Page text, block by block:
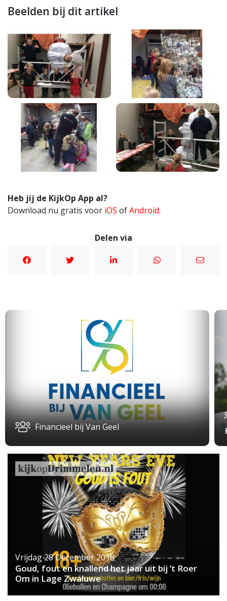
Beelden bij dit artikel
Heb jij de KijkOp App al?
Download nu gratis voor iOS ofAndroid.
Delen via
Financieel bij Van Geel
Vrijdag 28 December 2018
Goud, fout en knallend het jaar uit bij ’t Roer
Om in Lage Zwaluwe